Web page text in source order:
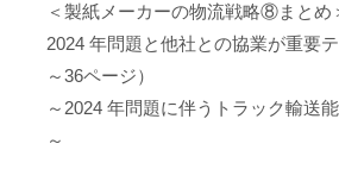
＜製紙メーカーの物流戦略⑧まとめ
2024 年問題と他社との協業が重要
～36ページ）
～2024 年問題に伴うトラック輸送
～